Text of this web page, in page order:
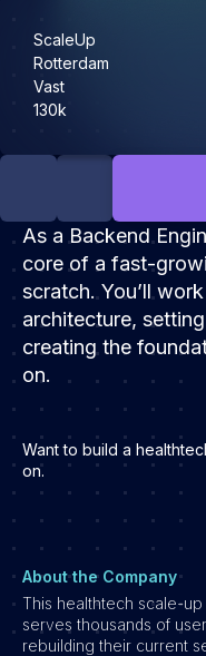
Specialistische
Development
Engineering &
Executive
Marketing
Product
Sales
Operations &
Inzichten
Werken bij
Jobmarketing
Contact
ScaleUp
Rotterdam
Vast
130k
As a Backend
core of a fast-
scratch. You’ll
architecture,
creating the
on.
Want to build a
on.
About the Company
This healthtech scale-
serves thousands of
rebuilding their current